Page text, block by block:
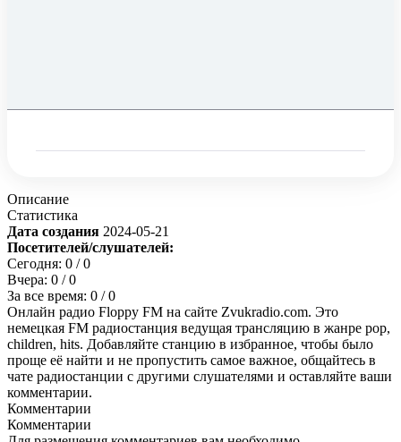
Описание
Статистика
Дата создания 2024-05-21
Посетителей/слушателей:
Сегодня: 0 / 0
Вчера: 0 / 0
За все время: 0 / 0
Онлайн радио Floppy FM на сайте Zvukradio.com. Это
немецкая FM радиостанция ведущая трансляцию в жанре pop,
children, hits. Добавляйте станцию в избранное, чтобы было
проще её найти и не пропустить самое важное, общайтесь в
чате радиостанции с другими слушателями и оставляйте ваши
комментарии.
Комментарии
Комментарии